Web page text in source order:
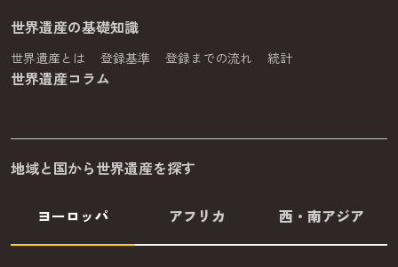
世界遺産の基礎知識
世界遺産とは 登録基準 登録までの流れ 統計
世界遺産コラム
地域と国から世界遺産を探す
ヨーロッパ アフリカ 西・南アジア